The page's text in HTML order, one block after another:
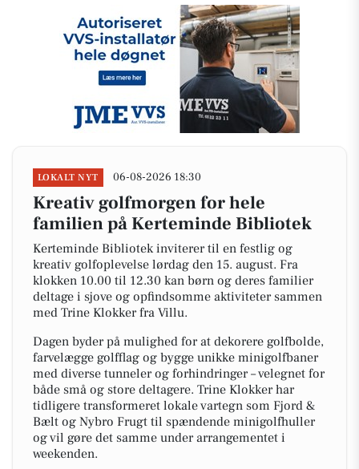
LOKALT NYT 06-08-2026 18:30
Kreativ golfmorgen for hele
familien på Kerteminde Bibliotek
Kerteminde Bibliotek inviterer til en festlig og
kreativ golfoplevelse lørdag den 15. august. Fra
klokken 10.00 til 12.30 kan børn og deres familier
deltage i sjove og opfindsomme aktiviteter sammen
med Trine Klokker fra Villu.
Dagen byder på mulighed for at dekorere golfbolde,
farvelægge golfflag og bygge unikke minigolfbaner
med diverse tunneler og forhindringer – velegnet for
både små og store deltagere. Trine Klokker har
tidligere transformeret lokale vartegn som Fjord &
Bælt og Nybro Frugt til spændende minigolfhuller
og vil gøre det samme under arrangementet i
weekenden.